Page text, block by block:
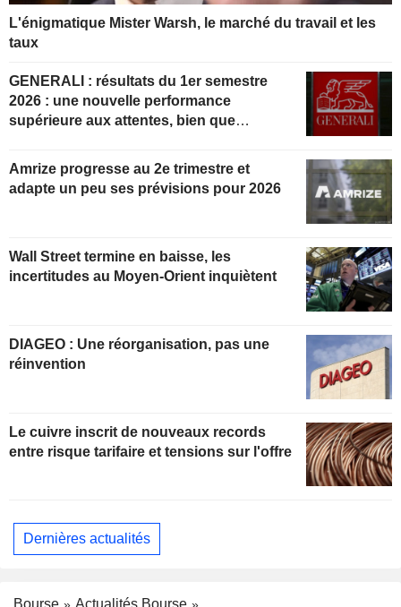
L'énigmatique Mister Warsh, le marché du travail et les
taux
GENERALI : résultats du 1er semestre
2026 : une nouvelle performance
supérieure aux attentes, bien que
Amrize progresse au 2e trimestre et
adapte un peu ses prévisions pour 2026
Wall Street termine en baisse, les
incertitudes au Moyen-Orient inquiètent
DIAGEO : Une réorganisation, pas une
réinvention
Le cuivre inscrit de nouveaux records
entre risque tarifaire et tensions sur l'offre
Dernières actualités
Bourse
Actualités Bourse